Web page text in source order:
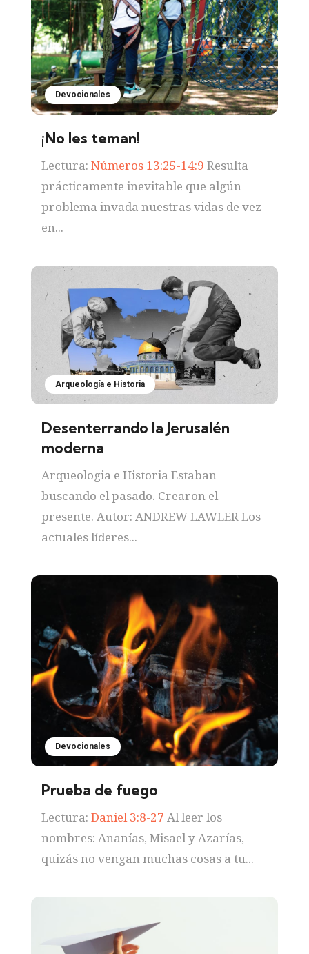
Devocionales
¡No les teman!
Lectura: Números 13:25-14:9 Resulta
prácticamente inevitable que algún
problema invada nuestras vidas de vez
en...
Arqueología e Historia
Desenterrando la Jerusalén
moderna
Arqueologia e Historia Estaban
buscando el pasado. Crearon el
presente. Autor: ANDREW LAWLER Los
actuales líderes...
Devocionales
Prueba de fuego
Lectura: Daniel 3:8-27 Al leer los
nombres: Ananías, Misael y Azarías,
quizás no vengan muchas cosas a tu...